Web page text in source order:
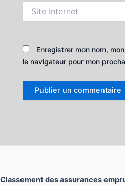
Internet
Enregistrer mon nom,
le navigateur pour mon
Classement des assurances